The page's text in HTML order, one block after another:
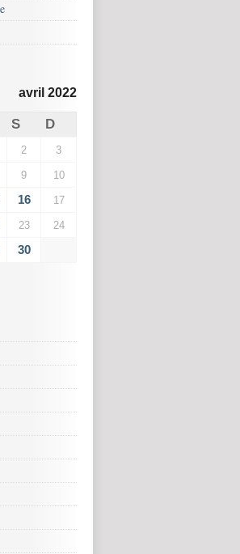
avril 2022
S D
2 3
9 10
16 17
23 24
30